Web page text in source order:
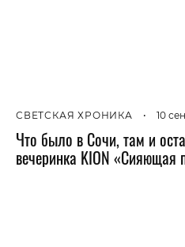
СВЕТСКАЯ ХРОНИКА • 10
Что было в Сочи, там и
вечеринка KION «Сияющая